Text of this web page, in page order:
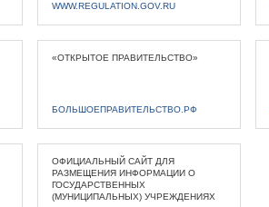
WWW.REGULATION.GOV.RU
«ОТКРЫТОЕ ПРАВИТЕЛЬСТВО»
БОЛЬШОЕПРАВИТЕЛЬСТВО.РФ
ОФИЦИАЛЬНЫЙ САЙТ ДЛЯ
РАЗМЕЩЕНИЯ ИНФОРМАЦИИ О
ГОСУДАРСТВЕННЫХ
(МУНИЦИПАЛЬНЫХ) УЧРЕЖДЕНИЯХ